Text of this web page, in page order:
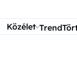
Közélet Trend